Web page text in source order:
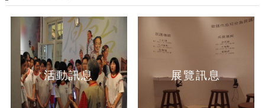
活動訊息 展覽訊息